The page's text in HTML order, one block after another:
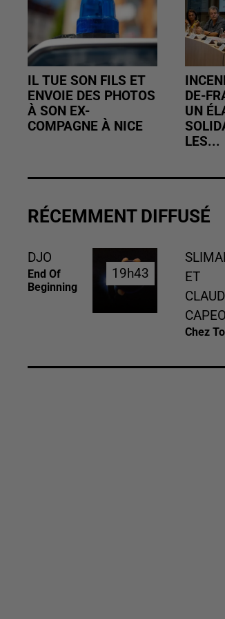
IL TUE SON FILS ET
ENVOIE DES PHOTOS
À SON EX-
COMPAGNE À NICE
DE-
UN
LES...
RÉCEMMENT DIFFUSÉ
DJO
End Of
Beginning
19h43
19h43
ET
CAPEO
Chez